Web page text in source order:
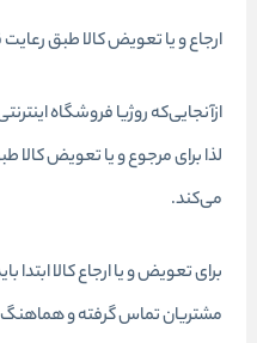
ارجاع و یا تعویض کالا طبق
ازآنجایی‌که روژیا فروشگاه
لذا برای مرجوع و یا تعویض
می‌کند.
مشتریان تماس گرفته و هماهنگ